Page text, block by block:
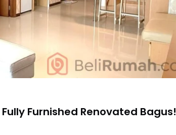
Furnished Renovated Bagus!